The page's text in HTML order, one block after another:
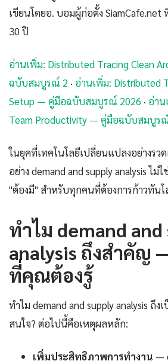
เขียนโดยอ. บอมผู้ก่อตั้ง SiamCafe.net
30 ปี
อ่านเพิ่ม: Distributed Tracing Clean
ฉบับสมบูรณ์ 2 · อ่านเพิ่ม: Distributed
Setup — คู่มือฉบับสมบูรณ์ 2026 · อ่าน
Team Productivity — คู่มือฉบับสมบูร
ในยุคที่เทคโนโลยีเปลี่ยนแปลงอย่างรวด
อย่าง demand and supply analysis ไ
"ต้องมี" สำหรับทุกคนที่ต้องการก้าวทันโ
ทำไม demand
analysis ถึงสำคัญ
ที่คุณต้องรู้
ทำไม demand and supply analysis ถึ
สนใจ? ต่อไปนี้คือเหตุผลหลัก:
เพิ่มประสิทธิภาพการทำงาน —